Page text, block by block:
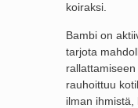
koiraksi.
Bambi on
tarjota
rauhoittuu
ilman ihmistä,